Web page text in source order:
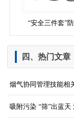
“安全三件套”
四、热门文章
烟气协同管理技能相
吸附污染 “筛”出蓝天